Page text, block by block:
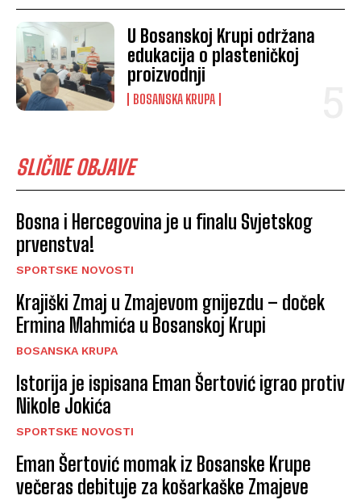
U Bosanskoj Krupi održana
edukacija o plasteničkoj
proizvodnji
BOSANSKA KRUPA
SLIČNE OBJAVE
Bosna i Hercegovina je u finalu Svjetskog
prvenstva!
SPORTSKE NOVOSTI
Krajiški Zmaj u Zmajevom gnijezdu – doček
Ermina Mahmića u Bosanskoj Krupi
BOSANSKA KRUPA
Istorija je ispisana Eman Šertović igrao protiv
Nikole Jokića
SPORTSKE NOVOSTI
Eman Šertović momak iz Bosanske Krupe
večeras debituje za košarkaške Zmajeve